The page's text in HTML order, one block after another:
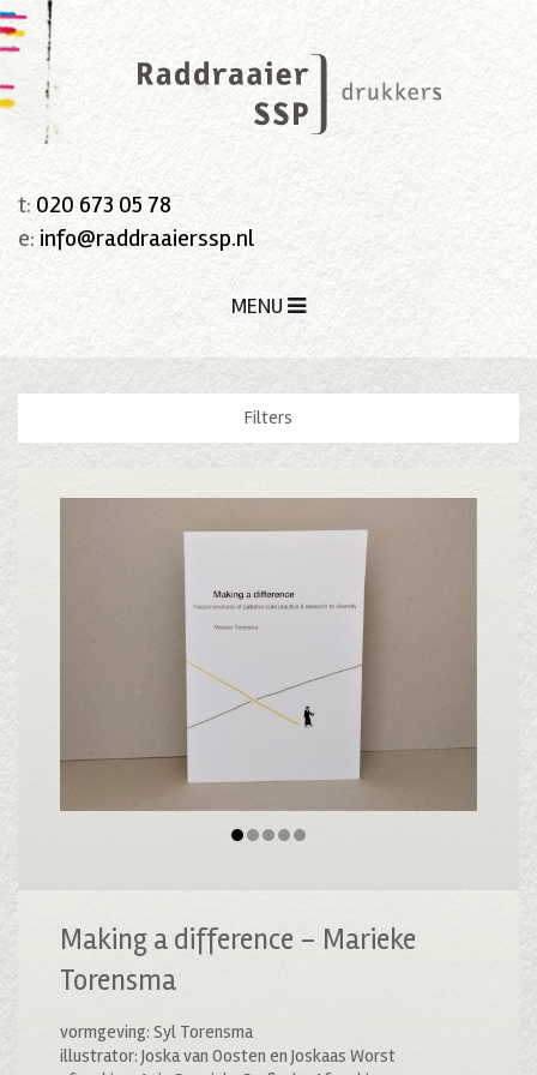
t: 020 673 05 78
e: info@raddraaierssp.nl
MENU
Filters
Making a difference – Marieke
Torensma
vormgeving: Syl Torensma
illustrator: Joska van Oosten en Joskaas Worst